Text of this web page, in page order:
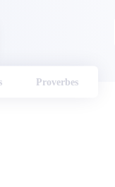
Proverbes